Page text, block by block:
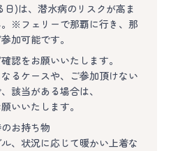
)は、潜水病のリスクが高ま
※フェリーで那覇に行き、那
加可能です。
認をお願いいたします。
るケースや、ご参加頂けない
該当がある場合は、
いいたします。
お持ち物
、状況に応じて暖かい上着な